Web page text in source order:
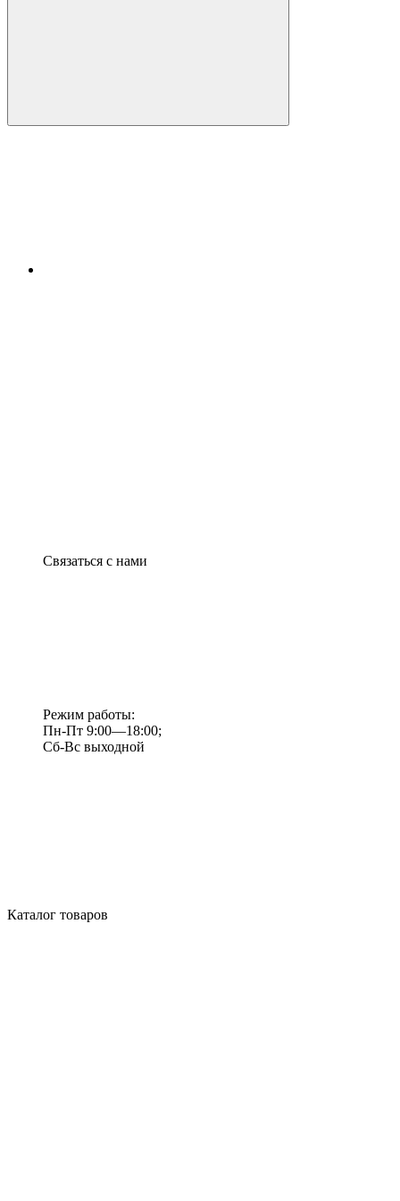
Связаться с нами
Режим работы:
Пн-Пт 9:00—18:00;
Сб-Вс выходной
Каталог товаров